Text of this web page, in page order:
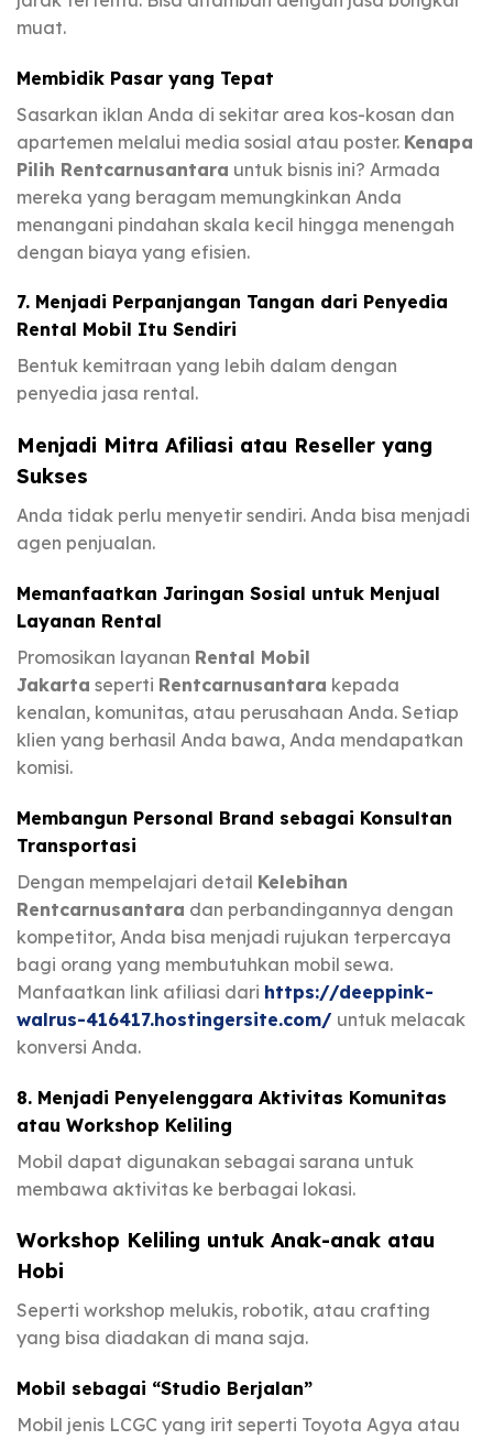
muat.
Membidik Pasar yang Tepat
Sasarkan iklan Anda di sekitar area kos-kosan dan
apartemen melalui media sosial atau poster. Kenapa
Pilih Rentcarnusantara untuk bisnis ini? Armada
mereka yang beragam memungkinkan Anda
menangani pindahan skala kecil hingga menengah
dengan biaya yang efisien.
7. Menjadi Perpanjangan Tangan dari Penyedia
Rental Mobil Itu Sendiri
Bentuk kemitraan yang lebih dalam dengan
penyedia jasa rental.
Menjadi Mitra Afiliasi atau Reseller yang
Sukses
Anda tidak perlu menyetir sendiri. Anda bisa menjadi
agen penjualan.
Memanfaatkan Jaringan Sosial untuk Menjual
Layanan Rental
Promosikan layanan Rental Mobil
Jakarta seperti Rentcarnusantara kepada
kenalan, komunitas, atau perusahaan Anda. Setiap
klien yang berhasil Anda bawa, Anda mendapatkan
komisi.
Membangun Personal Brand sebagai Konsultan
Transportasi
Dengan mempelajari detail Kelebihan
Rentcarnusantara dan perbandingannya dengan
kompetitor, Anda bisa menjadi rujukan terpercaya
bagi orang yang membutuhkan mobil sewa.
Manfaatkan link afiliasi dari https://deeppink-
walrus-416417.hostingersite.com/ untuk melacak
konversi Anda.
8. Menjadi Penyelenggara Aktivitas Komunitas
atau Workshop Keliling
Mobil dapat digunakan sebagai sarana untuk
membawa aktivitas ke berbagai lokasi.
Workshop Keliling untuk Anak-anak atau
Hobi
Seperti workshop melukis, robotik, atau crafting
yang bisa diadakan di mana saja.
Mobil sebagai “Studio Berjalan”
Mobil jenis LCGC yang irit seperti Toyota Agya atau